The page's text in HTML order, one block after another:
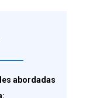
abordadas